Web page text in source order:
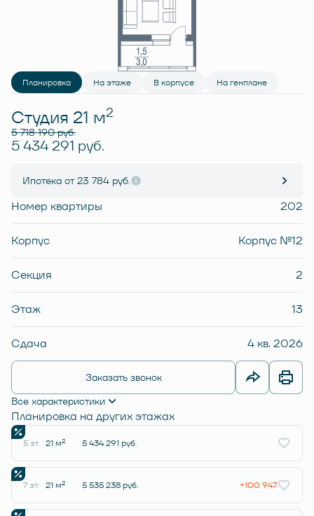
Планировка На этаже В корпусе На генплане
Студия 21 м2
5 718 190 руб.
5 434 291 руб.
Ипотека от 23 784 руб.
Номер квартиры 202
Корпус Корпус №12
Секция 2
Этаж 13
Сдача 4 кв. 2026
Заказать звонок
Все характеристики
Планировка на других этажах
5 эт. 21 м2 5 434 291 руб.
7 эт. 21 м2 5 535 238 руб. +100 947